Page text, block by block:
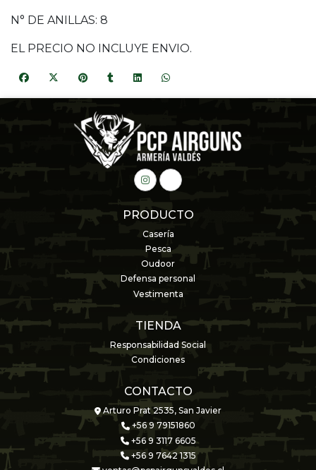
N° DE ANILLAS: 8
EL PRECIO NO INCLUYE ENVIO.
PRODUCTO
Casería
Pesca
Oudoor
Defensa personal
Vestimenta
TIENDA
Responsabilidad Social
Condiciones
CONTACTO
Arturo Prat 2535, San Javier
+56 9 79151860
+56 9 3117 6605
+56 9 7642 1315